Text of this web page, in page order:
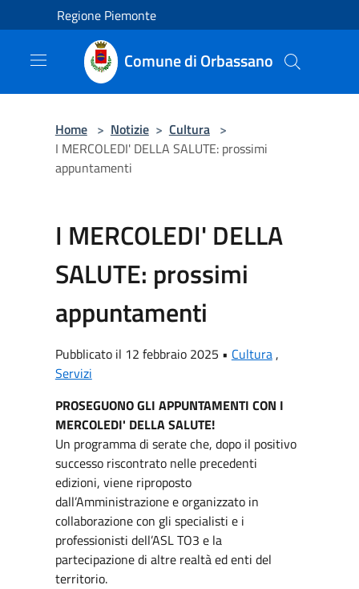
Salta al contenuto principale
Regione Piemonte
Comune di Orbassano
Home > Notizie > Cultura >
I MERCOLEDI' DELLA SALUTE: prossimi
appuntamenti
I MERCOLEDI' DELLA
SALUTE: prossimi
appuntamenti
Pubblicato il 12 febbraio 2025 • Cultura,
Servizi
PROSEGUONO GLI APPUNTAMENTI CON I
MERCOLEDI' DELLA SALUTE!
Un programma di serate che, dopo il positivo
successo riscontrato nelle precedenti
edizioni, viene riproposto
dall’Amministrazione e organizzato in
collaborazione con gli specialisti e i
professionisti dell’ASL TO3 e la
partecipazione di altre realtà ed enti del
territorio.